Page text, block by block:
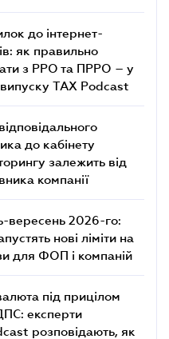
до інтернет-
як правильно
з РРО та ПРРО – у
TAX Podcast
до кабінету
залежить від
компанії
вересень 2026-го:
нові ліміти на
для ФОП і компаній
під прицілом
експерти
розповідають, як